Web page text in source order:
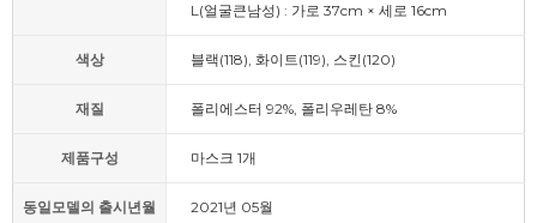
L(얼굴큰남성) : 가로 37cm × 세로 16cm
색상 블랙(118), 화이트(119), 스킨(120)
재질 폴리에스터 92%, 폴리우레탄 8%
제품구성 마스크 1개
동일모델의 출시년월 2021년 05월